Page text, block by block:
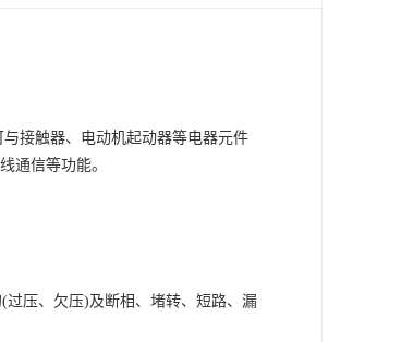
接触器、电动机起动器等电器元件
通信等功能。
压、欠压)及断相、堵转、短路、漏